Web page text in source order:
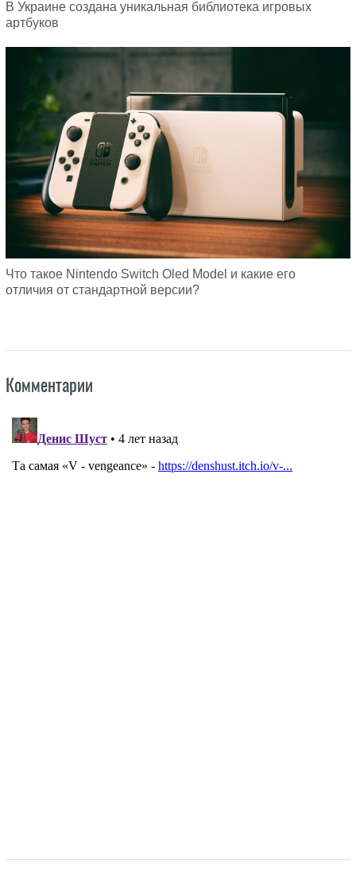
В Украине создана уникальная библиотека игровых
артбуков
Что такое Nintendo Switch Oled Model и какие его
отличия от стандартной версии?
Комментарии